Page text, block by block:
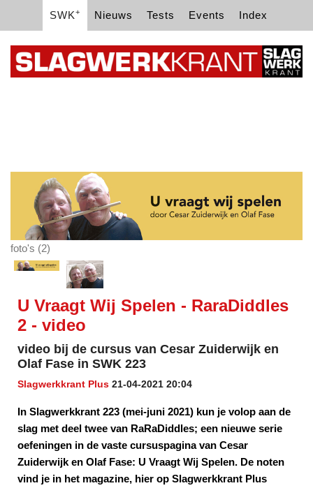
SWK+ Nieuws Tests Events Index
foto's (2)
U Vraagt Wij Spelen - RaraDiddles
2 - video
video bij de cursus van Cesar Zuiderwijk en
Olaf Fase in SWK 223
Slagwerkkrant Plus 21-04-2021 20:04
In Slagwerkkrant 223 (mei-juni 2021) kun je volop aan de
slag met deel twee van RaRaDiddles; een nieuwe serie
oefeningen in de vaste cursuspagina van Cesar
Zuiderwijk en Olaf Fase: U Vraagt Wij Spelen. De noten
vind je in het magazine, hier op Slagwerkkrant Plus